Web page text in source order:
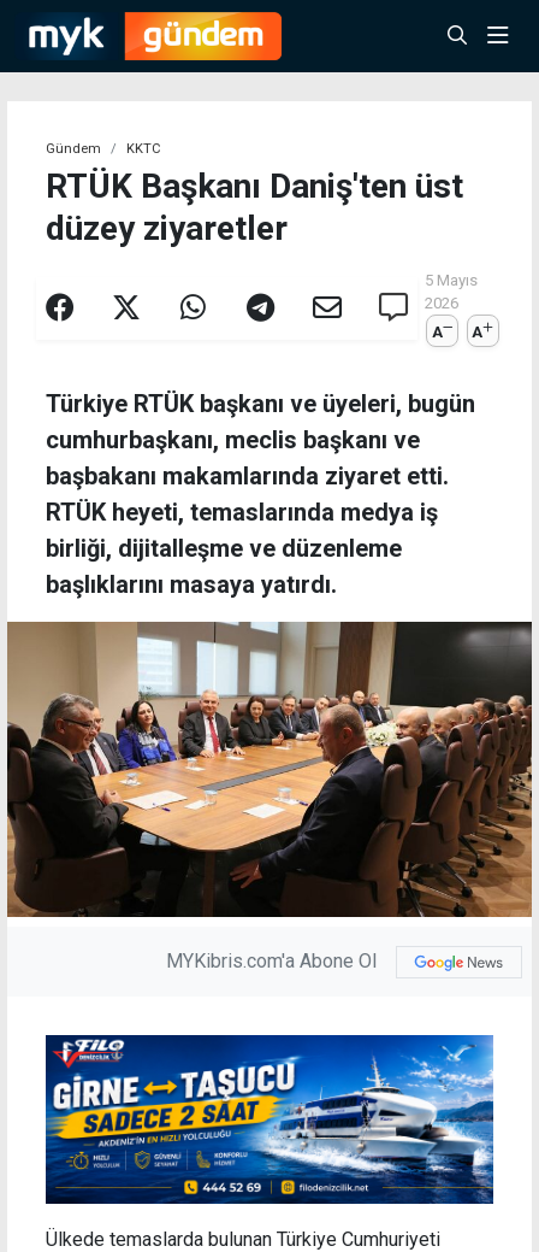
Gündem KKTC
RTÜK Başkanı Daniş'ten üst
düzey ziyaretler
5 Mayıs
2026
A
A
Türkiye RTÜK başkanı ve üyeleri, bugün
cumhurbaşkanı, meclis başkanı ve
başbakanı makamlarında ziyaret etti.
RTÜK heyeti, temaslarında medya iş
birliği, dijitalleşme ve düzenleme
başlıklarını masaya yatırdı.
MYKibris.com'a Abone Ol
Ülkede temaslarda bulunan Türkiye Cumhuriyeti